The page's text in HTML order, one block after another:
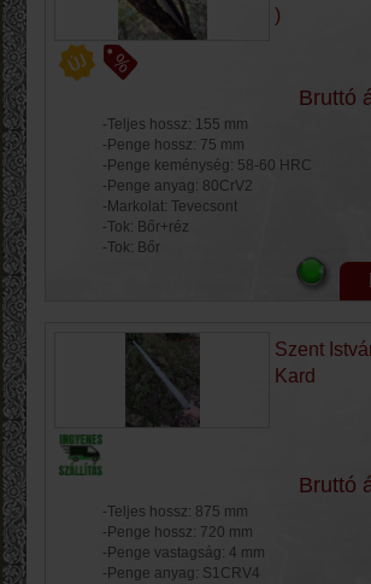
)
Bruttó
-Teljes hossz: 155 mm
-Penge hossz: 75 mm
-Penge keménység: 58-60 HRC
-Penge anyag: 80CrV2
-Markolat: Tevecsont
-Tok: Bőr+réz
-Tok: Bőr
Szent
Kard
Bruttó
-Teljes hossz: 875 mm
-Penge hossz: 720 mm
-Penge vastagság: 4 mm
-Penge anyag: S1CRV4